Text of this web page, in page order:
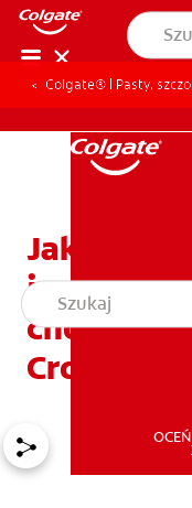
Colgate® | Pasty,
Jak
jamy
chorobą
Crohna?